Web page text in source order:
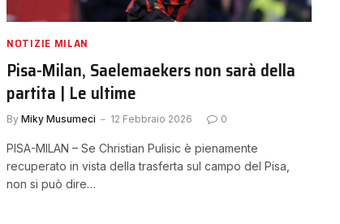
NOTIZIE MILAN
Pisa-Milan, Saelemaekers non sarà della
partita | Le ultime
By Miky Musumeci 12 Febbraio 2026 0
PISA-MILAN – Se Christian Pulisic è pienamente
recuperato in vista della trasferta sul campo del Pisa,
non si può dire…